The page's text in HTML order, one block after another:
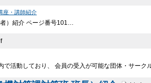
座・講師紹介
）紹介 ページ番号101…
活動しており、 会員の受入が可能な団体・サーク